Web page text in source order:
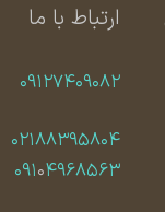
ارتباط با ما
۰۹۱۲۷۴۰۹۰۸۲
۰۲۱۸۸۳۹۵۸۰۴
۰۹۱۰۴۹۶۸۵۶۳